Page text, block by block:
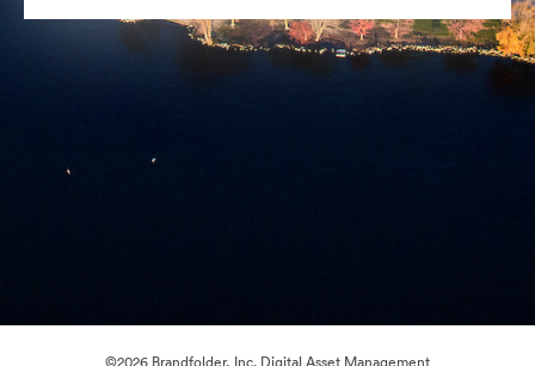
©2026 Brandfolder, Inc. Digital Asset Management